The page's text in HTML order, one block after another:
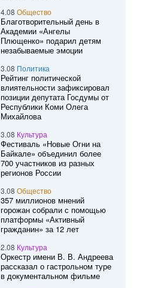
4.08 Общество
Благотворительный день в
Академии «Ангелы
Плющенко» подарил детям
незабываемые эмоции
3.08 Политика
Рейтинг политической
влиятельности зафиксировал
позиции депутата Госдумы от
Республики Коми Олега
Михайлова
3.08 Культура
Фестиваль «Новые Огни на
Байкале» объединил более
700 участников из разных
регионов России
3.08 Общество
357 миллионов мнений
горожан собрали с помощью
платформы «Активный
гражданин» за 12 лет
2.08 Культура
Оркестр имени В. В. Андреева
рассказал о гастрольном туре
в документальном фильме